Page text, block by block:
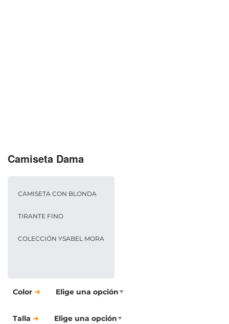
Camiseta Dama
CAMISETA CON BLONDA
TIRANTE FINO
COLECCIÓN YSABEL MORA
Color
Talla